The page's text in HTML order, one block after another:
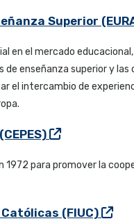
Superior
en el mercado
enseñanza superior y
el intercambio de
para promover la
(FIUC)